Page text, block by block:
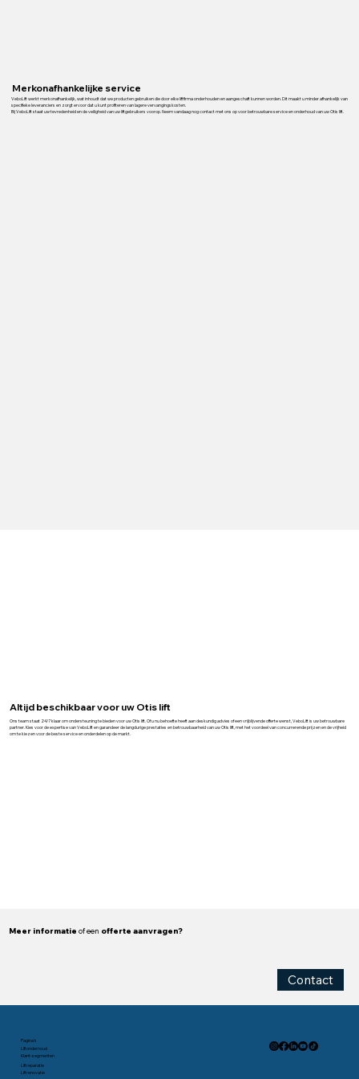
Merkonafhankelijke service
VeboLift werkt merkonafhankelijk, wat inhoudt dat we producten gebruiken die door elke liftfirma onderhouden en aangeschaft kunnen worden. Dit maakt u minder afhankelijk van
specifieke leveranciers en zorgt ervoor dat u kunt profiteren van lagere vervangingskosten.
Bij VeboLift staat uw tevredenheid en de veiligheid van uw liftgebruikers voorop. Neem vandaag nog contact met ons op voor betrouwbare service en onderhoud van uw Otis lift.
Altijd beschikbaar voor uw Otis lift
Ons team staat 24/7 klaar om ondersteuning te bieden voor uw Otis lift. Of u nu behoefte heeft aan deskundig advies of een vrijblijvende offerte wenst, VeboLift is uw betrouwbare
partner. Kies voor de expertise van VeboLift en garandeer de langdurige prestaties en betrouwbaarheid van uw Otis lift, met het voordeel van concurrerende prijzen en de vrijheid
om te kiezen voor de beste service en onderdelen op de markt.
Meer informatie of een offerte aanvragen?
Contact
Pagina's
Klant-segmenten
Liftonderhoud
Liftreparatie
Liftrenovatie